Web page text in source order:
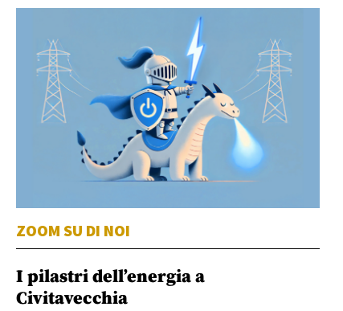
ZOOM SU DI NOI
I pilastri dell’energia a
Civitavecchia